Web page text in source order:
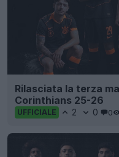
Rilasciata la terza
Corinthians 25-26
UFFICIALE 2 0 0